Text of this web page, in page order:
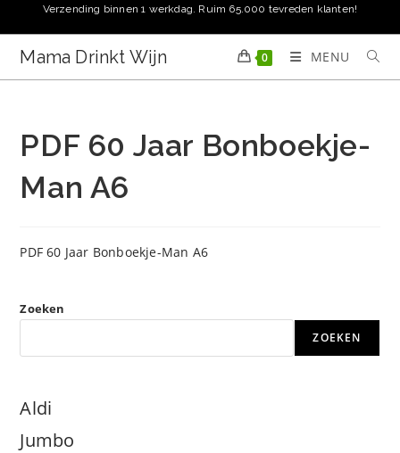
naar
inhoud
Verzending binnen 1 werkdag. Ruim 65.000 tevreden klanten!
Mama Drinkt Wijn 0 MENU
PDF 60 Jaar Bonboekje-
Man A6
PDF 60 Jaar Bonboekje-Man A6
Zoeken
ZOEKEN
Aldi
Jumbo